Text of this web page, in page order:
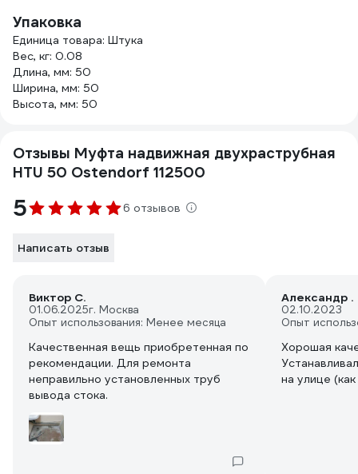
Упаковка
Единица товара: Штука
Вес, кг: 0.08
Длина, мм: 50
Ширина, мм: 50
Высота, мм: 50
Отзывы Муфта надвижная двухраструбная
HTU 50 Ostendorf 112500
5 6 отзывов
Написать отзыв
Виктор С.
01.06.2025г. Москва
Опыт использования: Менее месяца
Качественная вещь приобретенная по
рекомендации. Для ремонта
неправильно установленных труб
вывода стока.
Александр .
02.10.2023
Опыт
Хорошая
на улице